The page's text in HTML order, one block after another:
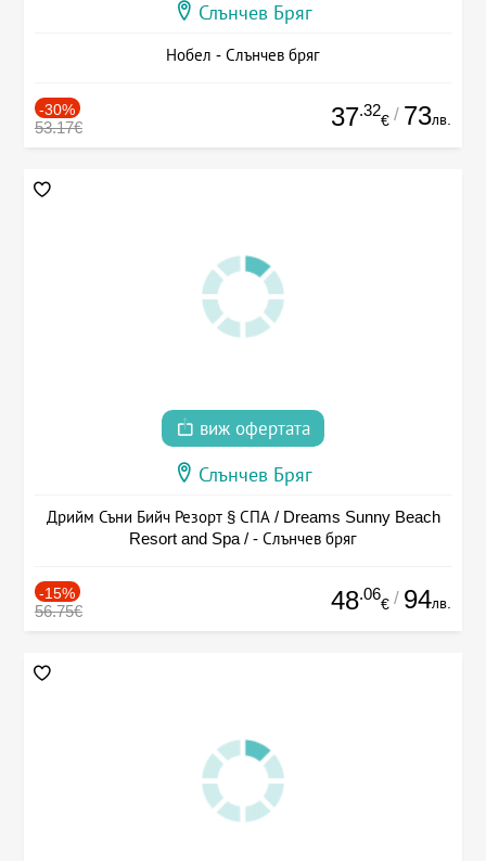
Слънчев Бряг
Нобел - Слънчев бряг
-30%
53.17€ 37.32
€ / 73лв.
виж офертата
Слънчев Бряг
Дрийм Съни Бийч Резорт § СПА / Dreams Sunny Beach
Resort and Spa / - Слънчев бряг
-15%
56.75€ 48.06
€ / 94лв.